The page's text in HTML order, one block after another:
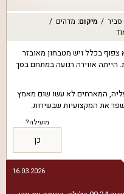
סביר מיקום: מדהים
בכלל ויש מטבחון מאובזר
הייתה אווירה רגועה במתחם בסך
המארחים לא עשו שום מאמץ
את המקצועיות שבשירות.
מועילה?
כן
16.03.2026